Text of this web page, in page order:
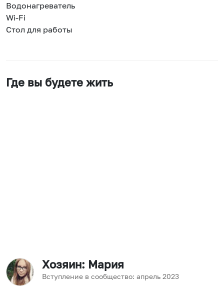
Водонагреватель
Wi-Fi
Стол для работы
Где вы будете жить
Хозяин: Мария
Вступление в сообщество: апрель 2023